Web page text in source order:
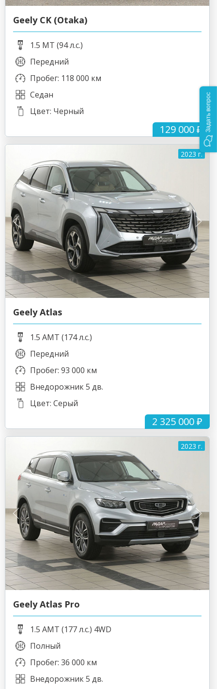
129 000 ₽
Geely CK (Otaka)
1.5 MT (94 л.с.)
Передний
Пробег: 118 000 км
Седан
Цвет: Черный
2023 г.
2 325 000 ₽
Geely Atlas
1.5 AMT (174 л.с.)
Передний
Пробег: 93 000 км
Внедорожник 5 дв.
Цвет: Серый
2023 г.
Geely Atlas Pro
1.5 AMT (177 л.с.) 4WD
Полный
Пробег: 36 000 км
Внедорожник 5 дв.
Задать вопрос